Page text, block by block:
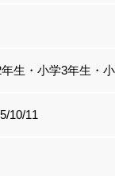
生・小学3年生・
10/11